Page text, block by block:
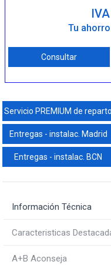
Tu
Consultar
Servicio PREMIUM de reparto
Entregas - instalac. Madrid
Entregas - instalac. BCN
Información Técnica
Caracteristicas
A+B Aconseja